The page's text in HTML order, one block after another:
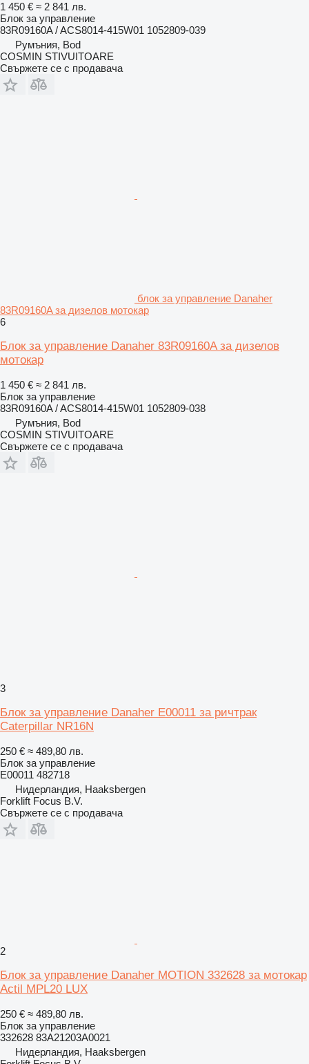
1 450 € ≈ 2 841 лв.
Блок за управление
83R09160A / ACS8014-415W01 1052809-039
Румъния, Bod
COSMIN STIVUITOARE
Свържете се с продавача
блок за управление Danaher
83R09160A за дизелов мотокар
6
Блок за управление Danaher 83R09160A за дизелов
мотокар
1 450 € ≈ 2 841 лв.
Блок за управление
83R09160A / ACS8014-415W01 1052809-038
Румъния, Bod
COSMIN STIVUITOARE
Свържете се с продавача
3
Блок за управление Danaher E00011 за ричтрак
Caterpillar NR16N
250 € ≈ 489,80 лв.
Блок за управление
E00011 482718
Нидерландия, Haaksbergen
Forklift Focus B.V.
Свържете се с продавача
2
Блок за управление Danaher MOTION 332628 за мотокар
Actil MPL20 LUX
250 € ≈ 489,80 лв.
Блок за управление
332628 83A21203A0021
Нидерландия, Haaksbergen